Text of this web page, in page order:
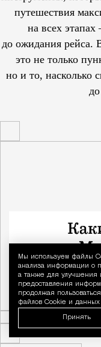
Мы используем файлы
анализа информации о
а также для улучшения
предоставления
продолжая
файлов Cookie и
Принять
путешествия
на всех
до ожидания рейса.
это не только
но и то, насколько